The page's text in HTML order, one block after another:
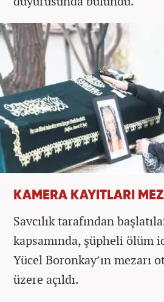
KAMERA KAYITLARI
Savcılık tarafından
kapsamında, şüpheli ölüm
Yücel Boronkay’ın mezarı
üzere açıldı.